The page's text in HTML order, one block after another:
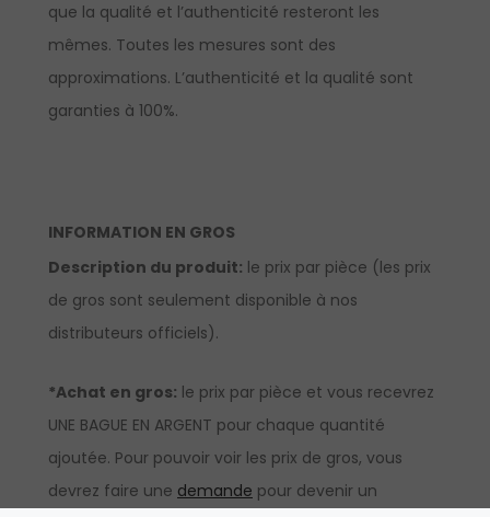
que la qualité et l’authenticité resteront les
mêmes. Toutes les mesures sont des
approximations. L’authenticité et la qualité sont
garanties à 100%.
INFORMATION EN GROS
Description du produit: le prix par pièce (les prix
de gros sont seulement disponible à nos
distributeurs officiels).
*Achat en gros: le prix par pièce et vous recevrez
UNE BAGUE EN ARGENT pour chaque quantité
ajoutée. Pour pouvoir voir les prix de gros, vous
devrez faire une demande pour devenir un